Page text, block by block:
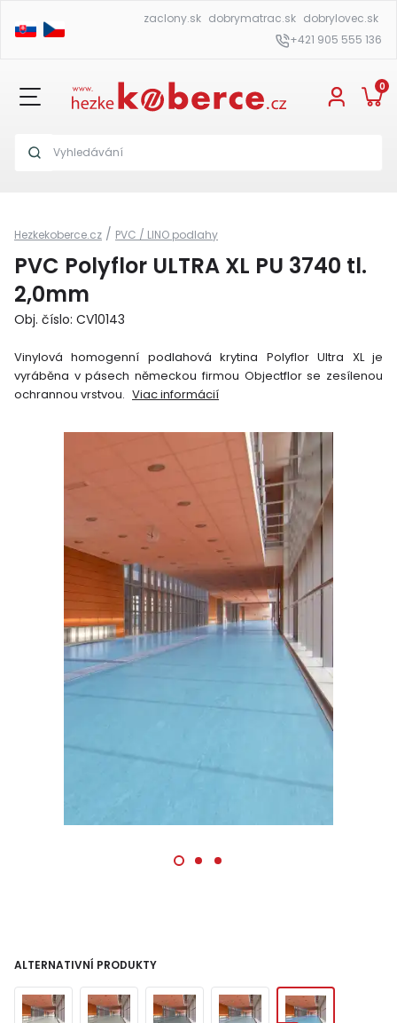
zaclony.sk dobrymatrac.sk dobrylovec.sk
+421 905 555 136
0
Hezkekoberce.cz / PVC / LINO podlahy
PVC Polyflor ULTRA XL PU 3740 tl.
2,0mm
Obj. číslo: CV10143
Vinylová homogenní podlahová krytina Polyflor Ultra XL je
vyráběna v pásech německou firmou Objectflor se zesílenou
ochrannou vrstvou. Viac informácií
ALTERNATIVNÍ PRODUKTY